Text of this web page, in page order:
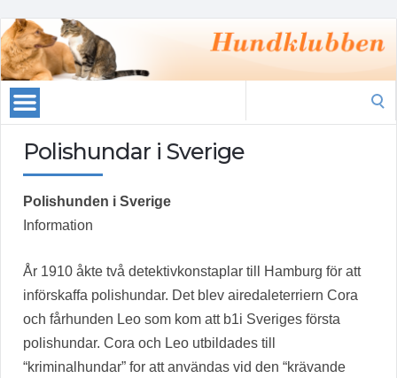
Polishundar i Sverige
Polishunden i Sverige
Information
År 1910 åkte två detektivkonstaplar till Hamburg för att
införskaffa polishundar. Det blev airedaleterriern Cora
och fårhunden Leo som kom att b1i Sveriges första
polishundar. Cora och Leo utbildades till
“kriminalhundar” for att användas vid den “krävande